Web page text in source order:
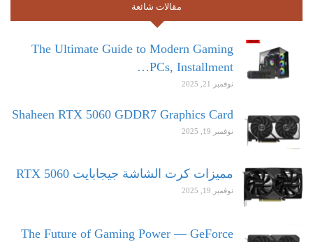
مقالات شائعة
The Ultimate Guide to Modern Gaming
PCs, Installment…
نوفمبر 21, 2025
Shaheen RTX 5060 GDDR7 Graphics Card
نوفمبر 19, 2025
مميزات كرت الشاشة جيجابايت RTX 5060
نوفمبر 19, 2025
The Future of Gaming Power — GeForce